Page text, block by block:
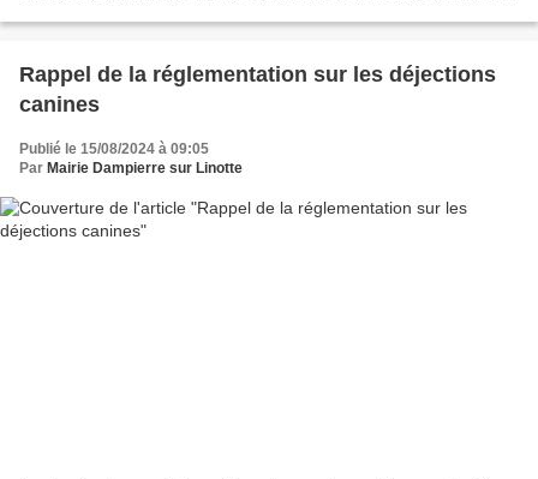
Rappel de la réglementation sur les déjections
canines
Publié le 15/08/2024 à 09:05
Par Mairie Dampierre sur Linotte